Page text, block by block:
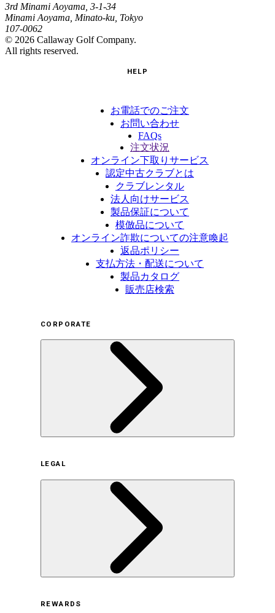
3rd Minami Aoyama, 3-1-34
Minami Aoyama, Minato-ku, Tokyo
107-0062
© 2026 Callaway Golf Company.
All rights reserved.
HELP
お電話でのご注文
お問い合わせ
FAQs
注文状況
オンライン下取りサービス
認定中古クラブとは
クラブレンタル
法人向けサービス
製品保証について
模倣品について
オンライン詐欺についての注意喚起
返品ポリシー
支払方法・配送について
製品カタログ
販売店検索
CORPORATE
サステナビリティの取り組み（日本）
サステナビリティの取り組み（米国/英語）
ヒストリー
採用情報
LEGAL
REWARDS